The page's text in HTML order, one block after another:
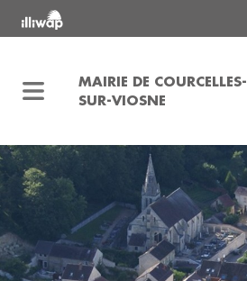
MAIRIE DE COURCELLES-
SUR-VIOSNE